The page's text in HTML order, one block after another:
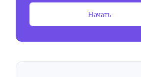
Начать